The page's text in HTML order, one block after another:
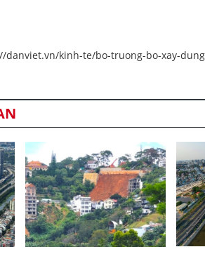
danviet.vn/kinh-te/bo-truong-bo-xay-